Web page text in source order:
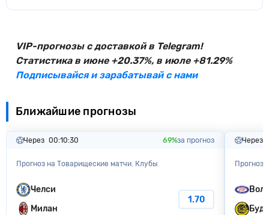
VIP-прогнозы с доставкой в Telegram!
Статистика в июне +20.37%, в июле +81.29%
Подписывайся и зарабатывай с нами
Ближайшие прогнозы
Через 00:10:29 69%за прогноз
Прогноз на Товарищеские матчи. Клубы
Челси
Милан
1.70
Через
Прогноз